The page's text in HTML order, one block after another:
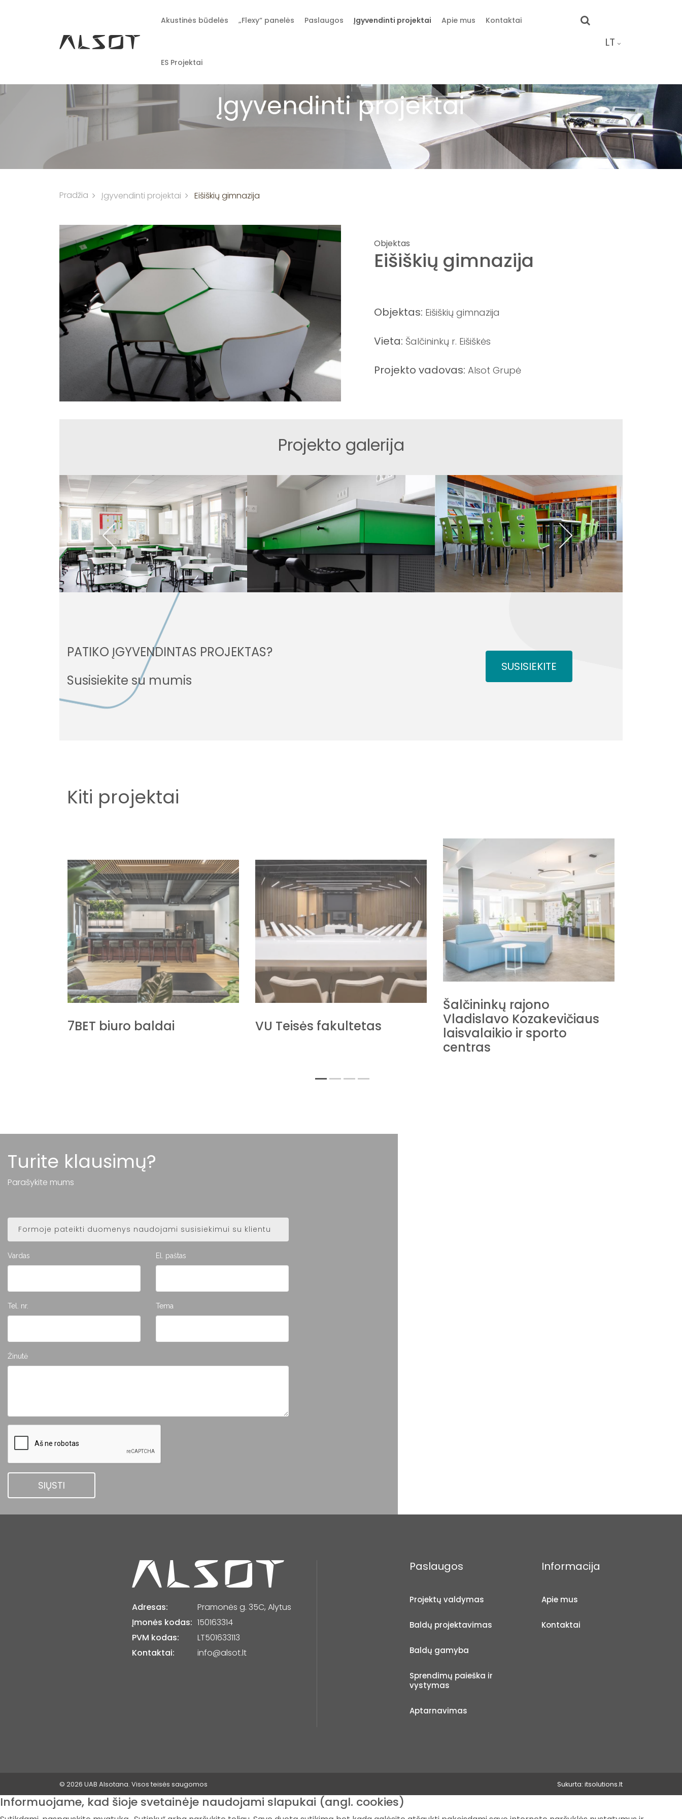
Akustinės būdelės „Flexy“ panelės Paslaugos Įgyvendinti projektai Apie mus Kontaktai
ES Projektai
LT
Įgyvendinti projektai
Pradžia Įgyvendinti projektai Eišiškių gimnazija
Objektas
Eišiškių gimnazija
Objektas: Eišiškių gimnazija
Vieta: Šalčininkų r. Eišiškės
Projekto vadovas: Alsot Grupė
Projekto galerija
PATIKO ĮGYVENDINTAS PROJEKTAS?
Susisiekite su mumis
SUSISIEKITE
Kiti projektai
7BET biuro baldai VU Teisės fakultetas
Šalčininkų rajono
Vladislavo Kozakevičiaus
laisvalaikio ir sporto
centras
1 2 3 4
Turite klausimų?
Parašykite mums
Formoje pateikti duomenys naudojami susisiekimui su klientu
Vardas El. paštas
Tel. nr. Tema
Žinutė
SIŲSTI
Adresas:
Pramonės g. 35C, Alytus
Įmonės kodas: 150163314
PVM kodas:
LT501633113
Kontaktai:
info@alsot.lt
Paslaugos
Projektų valdymas
Baldų projektavimas
Baldų gamyba
Sprendimų paieška ir
vystymas
Aptarnavimas
Informacija
Apie mus
Kontaktai
© 2026 UAB Alsotana. Visos teisės saugomos Sukurta: itsolutions.lt
Informuojame, kad šioje svetainėje naudojami slapukai (angl. cookies)